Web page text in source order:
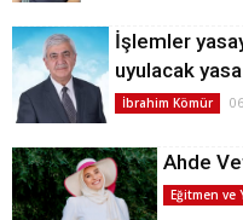
İşlemler
uyulacak
İbrahim Kömür
Ahde
Eğitmen ve